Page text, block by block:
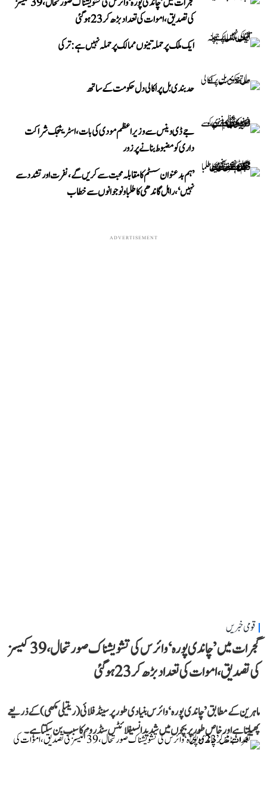
کی تصدیق، اموات کی تعداد بڑھ کر 23 ہوگئی
ایک ملک پر حملہ تینوں ممالک پر حملہ نہیں ہے: ترکی
حد بندی بل پر اکالی دل حکومت کے ساتھ
جے ڈی وینس سے وزیر اعظم مودی کی بات، اسٹریٹجک شراکت
داری کو مضبوط بنانے پر زور
’ہم بدعنوان سسٹم کا مقابلہ محبت سے کریں گے، نفرت اور تشدد سے
نہیں‘، راہل گاندھی کا طلبا و نوجوانوں سے خطاب
ADVERTISEMENT
قومی خبریں
گجرات میں ’چاندی پورہ‘ وائرس کی تشویشناک صورتحال، 39 کیسز
کی تصدیق، اموات کی تعداد بڑھ کر 23 ہوگئی
ماہرین کے مطابق ’چاندی پورہ‘ وائرس بنیادی طور پر سینڈ فلائی (ریتیلی مکھی) کے ذریعے
پھیلتا ہے اور خاص طور پر بچوں میں شدید انسیفلائٹس سنڈروم کا سبب بن سکتا ہے۔